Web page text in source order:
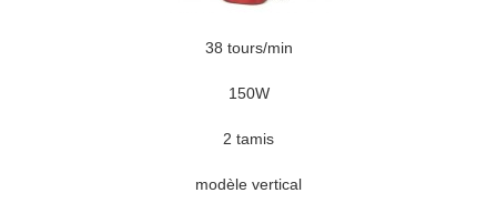
38 tours/min
150W
2 tamis
modèle vertical